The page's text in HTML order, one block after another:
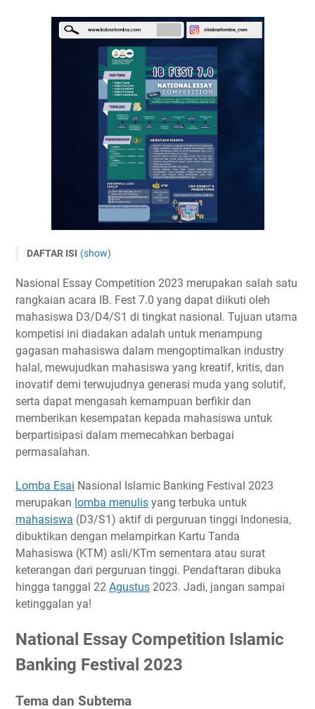
DAFTAR ISI (show)
Tema dan Subtema
Timeline
Ketentuan Umum
Ketentuan Peserta
Biaya Pendaftaran
Hadiah
Link Penting
Narahubung
Nasional Essay Competition 2023 merupakan salah satu
rangkaian acara IB. Fest 7.0 yang dapat diikuti oleh
mahasiswa D3/D4/S1 di tingkat nasional. Tujuan utama
kompetisi ini diadakan adalah untuk menampung
gagasan mahasiswa dalam mengoptimalkan industry
halal, mewujudkan mahasiswa yang kreatif, kritis, dan
inovatif demi terwujudnya generasi muda yang solutif,
serta dapat mengasah kemampuan berfikir dan
memberikan kesempatan kepada mahasiswa untuk
berpartisipasi dalam memecahkan berbagai
permasalahan.
Lomba Esai Nasional Islamic Banking Festival 2023
merupakan lomba menulis yang terbuka untuk
mahasiswa (D3/S1) aktif di perguruan tinggi Indonesia,
dibuktikan dengan melampirkan Kartu Tanda
Mahasiswa (KTM) asli/KTm sementara atau surat
keterangan dari perguruan tinggi. Pendaftaran dibuka
hingga tanggal 22 Agustus 2023. Jadi, jangan sampai
ketinggalan ya!
National Essay Competition Islamic
Banking Festival 2023
Tema dan Subtema